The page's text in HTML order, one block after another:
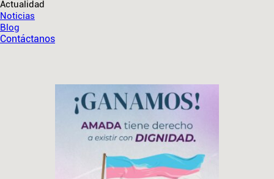
Actualidad
Noticias
Blog
Contáctanos